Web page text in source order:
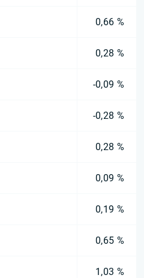
0,66 %
0,28 %
-0,09 %
-0,28 %
0,28 %
0,09 %
0,19 %
0,65 %
1,03 %